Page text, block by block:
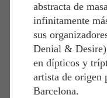
abstracta de
infinitamente
sus
Denial &
en dípticos y
artista de origen
Barcelona.